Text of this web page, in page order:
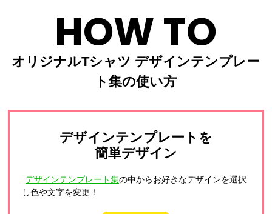
HOW TO
オリジナルTシャツ デザインテンプレー
ト集の使い方
デザインテンプレートを
簡単デザイン
デザインテンプレート集の中からお好きなデザインを選択
し色や文字を変更！